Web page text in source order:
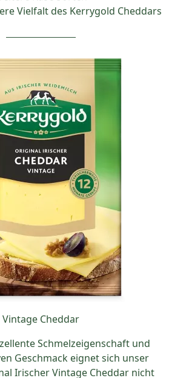
Vielfalt des Kerrygold Cheddars
Vintage Cheddar
Schmelzeigenschaft und
Geschmack eignet sich unser
Irischer Vintage Cheddar nicht